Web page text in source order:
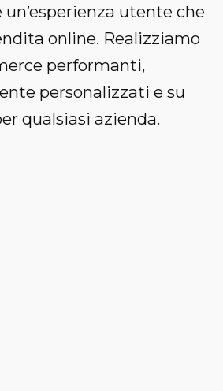
utente che
online. Realizziamo
performanti,
personalizzati e su
qualsiasi azienda.